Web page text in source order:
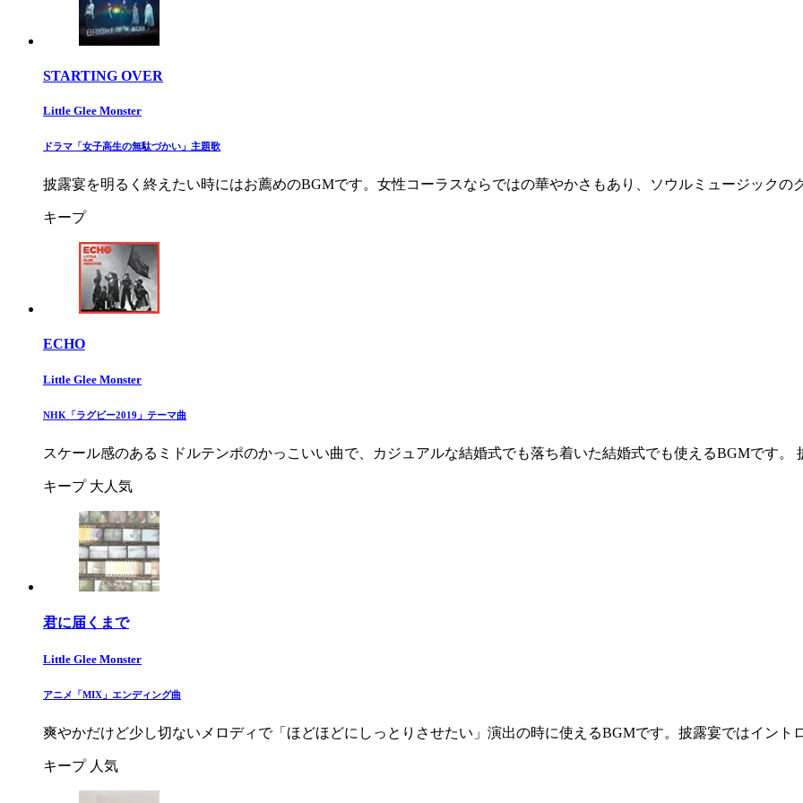
STARTING OVER
Little Glee Monster
ドラマ「女子高生の無駄づかい」主題歌
披露宴を明るく終えたい時にはお薦めのBGMです。女性コーラスならではの華やかさもあり、ソウルミュージックの
キープ
ECHO
Little Glee Monster
NHK「ラグビー2019」テーマ曲
スケール感のあるミドルテンポのかっこいい曲で、カジュアルな結婚式でも落ち着いた結婚式でも使えるBGMです。
キープ 大人気
君に届くまで
Little Glee Monster
アニメ「MIX」エンディング曲
爽やかだけど少し切ないメロディで「ほどほどにしっとりさせたい」演出の時に使えるBGMです。披露宴ではイント
キープ 人気